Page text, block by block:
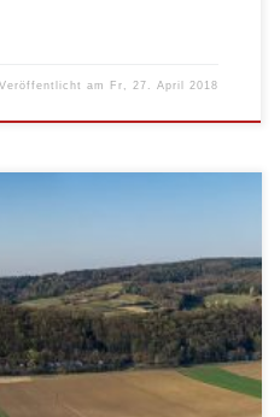
Veröffentlicht am Fr, 27. April 2018
31 Einzelfotos, die miteinander
hat eine Auflösung von 300 x 70
MB als komprimiertes TIFF.